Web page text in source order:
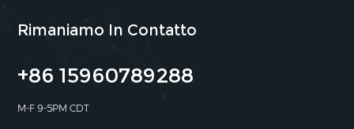
Rimaniamo In Contatto
+86 15960789288
M-F 9-5PM CDT